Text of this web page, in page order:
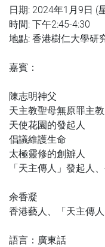
日期: 2024年1月9日 (
時間: 下午2:45-4:30
地點: 香港樹仁大學研
嘉賓：
陳志明神父
天主教聖母無原罪主
天使花園的發起人
倡議維護生命
太極靈修的創辧人
「天主傳人」發起人
余香凝
香港藝人、「天主傳
語言：廣東話